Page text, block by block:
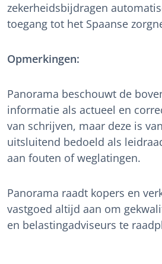
zekerheidsbijdragen
toegang tot het Spaanse
Opmerkingen:
Panorama beschouwt de
informatie als actueel en
van schrijven, maar deze is
uitsluitend bedoeld als
aan fouten of weglatingen.
Panorama raadt kopers en
vastgoed altijd aan om
en belastingadviseurs te